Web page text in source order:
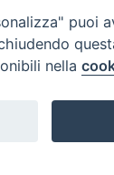
puoi
nella